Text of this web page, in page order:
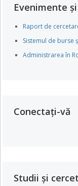
Evenimente
Raport de
Sistemul de burse
Administrarea în
Conectați-vă
Studii și